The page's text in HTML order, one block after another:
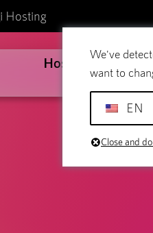
Hosting
Hosting E-
We've
want to
EN
Close and